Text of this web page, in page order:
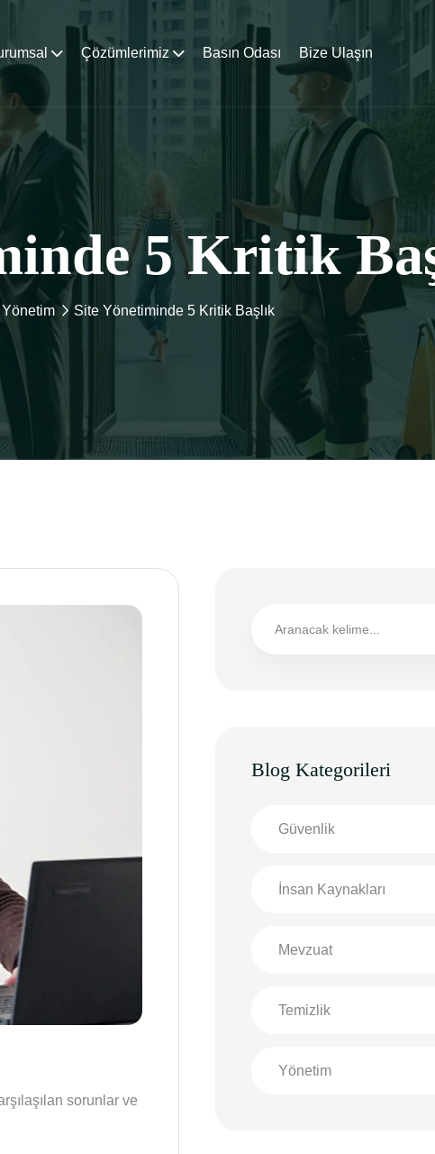
Çözümlerimiz Basın Odası Bize Ulaşın
5 Kritik
Yönetim Site Yönetiminde 5 Kritik Başlık
sorunlar ve
Blog Kategorileri
Güvenlik
İnsan Kaynakları
Mevzuat
Temizlik
Yönetim